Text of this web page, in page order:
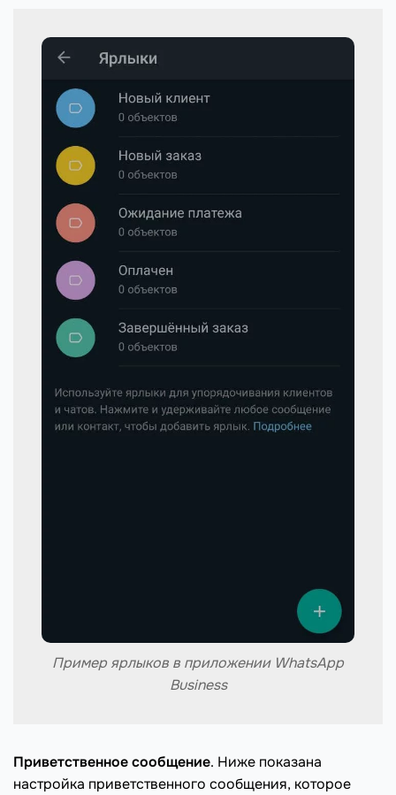
Пример ярлыков в приложении WhatsApp
Business
Приветственное сообщение. Ниже показана
настройка приветственного сообщения, которое